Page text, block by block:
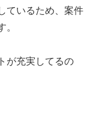
ているため、案件
。
が充実してるの